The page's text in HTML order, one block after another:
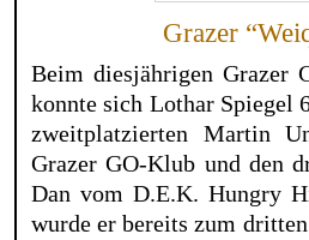
Grazer
Beim diesjährigen Grazer
konnte sich Lothar Spiegel
zweitplatzierten Martin
Grazer GO-Klub und den
Dan vom D.E.K. Hungry
wurde er bereits zum